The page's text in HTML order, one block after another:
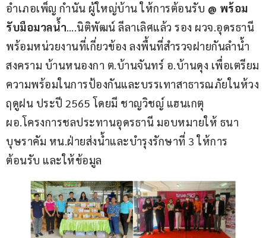
อำเภอเพ็ญ กำนัน ผู้ใหญ่บ้าน ให้การต้อนรับ @ พร้อม
รับมือมวลน้ำ….นิติพัฒน์ ลีลาเลิศแล้ว รอง ผวจ.อุดรธานี
พร้อมหน่วยงานที่เกี่ยวข้อง ลงพื้นที่สำรวจฝายกันลำน้ำ
สงคราม บ้านหนองกา ต.บ้านจันทร์ อ.บ้านดุง เพื่อเตรียม
ความพร้อมในการป้องกันและบรรเทาสาธารณภัยในห้วง
ฤดูฝน ประปี 2565 โดยมี ชาญวิชญ์ แฮนเกตุ
ผอ.โครงการชลประทานอุดรธานี มอบหมายให้ ธนา
บุษราคัม หน.ฝ่ายส่งน้ำและบำรุงรักษาที่ 3 ให้การ
ต้อนรับ และให้ข้อมูล